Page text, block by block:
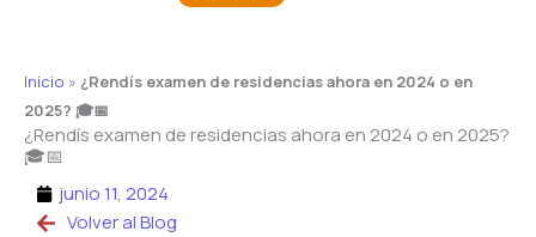
Inicio » ¿Rendís examen de residencias ahora en 2024 o en
2025? 🎓📅
¿Rendís examen de residencias ahora en 2024 o en 2025?
🎓📅
junio 11, 2024
Volver al Blog